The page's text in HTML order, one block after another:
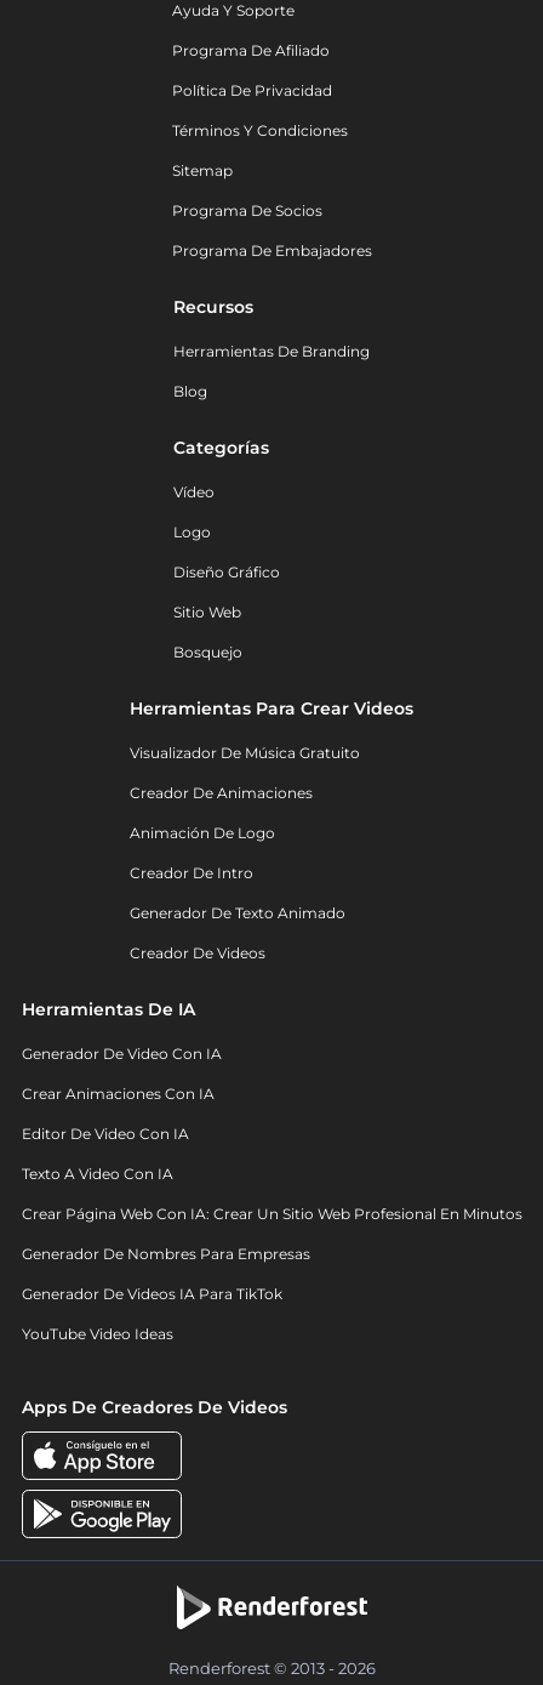
Ayuda Y Soporte
Programa De Afiliado
Política De Privacidad
Términos Y Condiciones
Sitemap
Programa De Socios
Programa De Embajadores
Recursos
Herramientas De Branding
Blog
Categorías
Vídeo
Logo
Diseño Gráfico
Sitio Web
Bosquejo
Herramientas Para Crear Videos
Visualizador De Música Gratuito
Creador De Animaciones
Animación De Logo
Creador De Intro
Generador De Texto Animado
Creador De Videos
Herramientas De IA
Generador De Video Con IA
Crear Animaciones Con IA
Editor De Video Con IA
Texto A Video Con IA
Crear Página Web Con IA: Crear Un Sitio Web Profesional En Minutos
Generador De Nombres Para Empresas
Generador De Videos IA Para TikTok
YouTube Video Ideas
Apps De Creadores De Videos
Renderforest © 2013 - 2026